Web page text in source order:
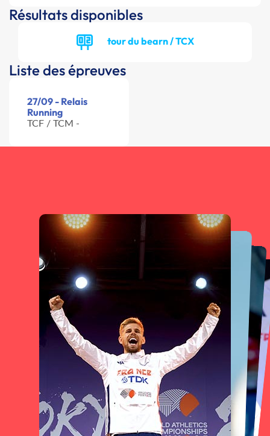
Résultats disponibles
tour du bearn / TCX
Liste des épreuves
27/09 - Relais
Running
TCF / TCM -